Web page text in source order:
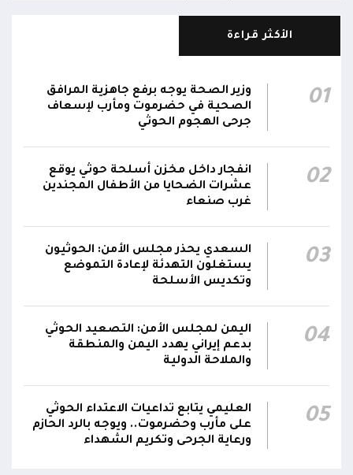
مليشيا الحوثي تقصف أحياء سكنية غرب قعطبة
15:35
قصف حوثي عشوائي بالسلاح الثقيل يستهدف
مناطق مآهولة بقرى المعزوب والعبارى في
محافظة الضالع
12:22
والجيش يقصف مواقع حوثية ويتصدى للمسيرات
الأكثر قراءة
01
وزير الصحة يوجه برفع جاهزية المرافق
الصحية في حضرموت ومأرب لإسعاف
جرحى الهجوم الحوثي
02
انفجار داخل مخزن أسلحة حوثي يوقع
عشرات الضحايا من الأطفال المجندين
غرب صنعاء
03
السعدي يحذر مجلس الأمن: الحوثيون
يستغلون التهدئة لإعادة التموضع
وتكديس الأسلحة
04
اليمن لمجلس الأمن: التصعيد الحوثي
بدعم إيراني يهدد اليمن والمنطقة
والملاحة الدولية
05
العليمي يتابع تداعيات الاعتداء الحوثي
على مأرب وحضرموت.. ويوجه بالرد الحازم
ورعاية الجرحى وتكريم الشهداء